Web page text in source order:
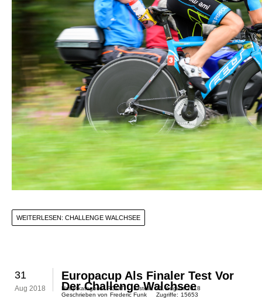
WEITERLESEN: CHALLENGE WALCHSEE
31
Aug 2018
Europacup Als Finaler Test Vor
Der Challenge Walchsee
Hauptkategorie: ROOT Erstellt: 31. August 2018
Geschrieben von Frederic Funk Zugriffe: 15653